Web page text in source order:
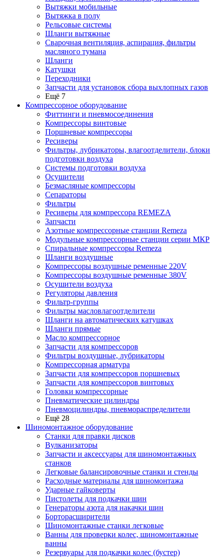
Вытяжки мобильные
Вытяжка в полу
Рельсовые системы
Шланги вытяжные
Сварочная вентиляция, аспирация, фильтры
масляного тумана
Шланги
Катушки
Переходники
Запчасти для установок сбора выхлопных газов
Ещё 7
Компрессорное оборудование
Фиттинги и пневмосоединения
Компрессоры винтовые
Поршневые компрессоры
Ресиверы
Фильтры, лубрикаторы, влагоотделители, блоки
подготовки воздуха
Системы подготовки воздуха
Осушители
Безмасляные компрессоры
Сепараторы
Фильтры
Ресиверы для компрессора REMEZA
Запчасти
Азотные компрессорные станции Remeza
Модульные компрессорные станции серии МКР
Спиральные компрессоры Remeza
Шланги воздушные
Компрессоры воздушные ременные 220V
Компрессоры воздушные ременные 380V
Осушители воздуха
Регуляторы давления
Фильтр-группы
Фильтры масловлагоотделители
Шланги на автоматических катушках
Шланги прямые
Масло компрессорное
Запчасти для компрессоров
Фильтры воздушные, лубрикаторы
Компрессорная арматура
Запчасти для компрессоров поршневых
Запчасти для компрессоров винтовых
Головки компрессорные
Пневматические цилиндры
Пневмоцилиндры, пневмораспределители
Ещё 28
Шиномонтажное оборудование
Станки для правки дисков
Вулканизаторы
Запчасти и аксессуары для шиномонтажных
станков
Легковые балансировочные станки и стенды
Расходные материалы для шиномонтажа
Ударные гайковерты
Пистолеты для подкачки шин
Генераторы азота для накачки шин
Борторасширители
Шиномонтажные станки легковые
Ванны для проверки колес, шиномонтажные
ванны
Резервуары для подкачки колес (бустер)